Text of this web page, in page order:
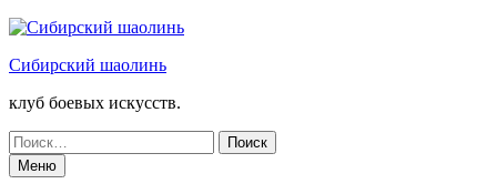
Сибирский шаолинь
клуб боевых искусств.
Поиск
по:Меню